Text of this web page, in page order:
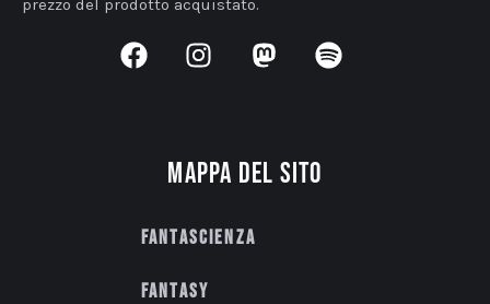
prezzo del prodotto acquistato.
Mappa del sito
Fantascienza
Fantasy